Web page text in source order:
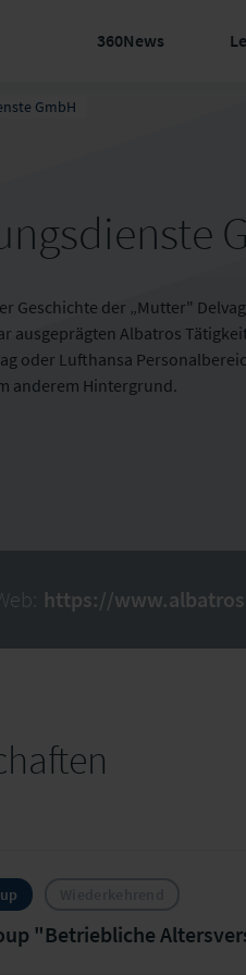
360News
GmbH
Geschichte der „Mutter"
ausgeprägten Albatros
oder Lufthansa
anderem Hintergrund.
https://
"Betriebliche